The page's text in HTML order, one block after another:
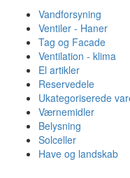
Vandforsyning
Ventiler - Haner
Tag og Facade
Ventilation - klima
El artikler
Reservedele
Ukategoriserede
Værnemidler
Belysning
Solceller
Have og landskab